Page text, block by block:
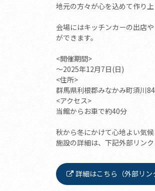
地元の方々が心を込めて作り
会場にはキッチンカーの出店
ができます。
<開催期間>
～2025年12月7日(日)
<住所>
群馬県利根郡みなかみ町須川
<アクセス>
当館からお車で約40分
秋から冬にかけて心地よい気
施設の詳細は、下記外部リンク
詳細はこちら（外部リン